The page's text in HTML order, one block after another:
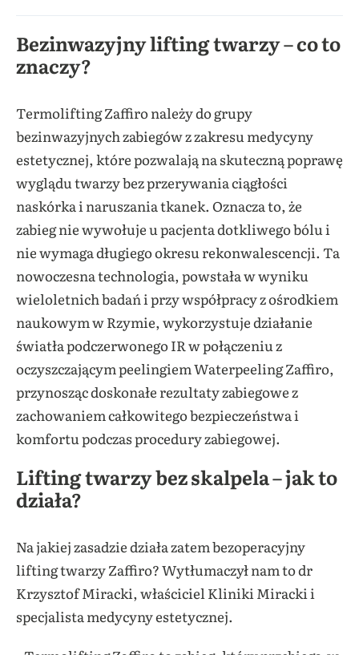
Bezinwazyjny lifting twarzy – co to
znaczy?
Termolifting Zaffiro należy do grupy
bezinwazyjnych zabiegów z zakresu medycyny
estetycznej, które pozwalają na skuteczną poprawę
wyglądu twarzy bez przerywania ciągłości
naskórka i naruszania tkanek. Oznacza to, że
zabieg nie wywołuje u pacjenta dotkliwego bólu i
nie wymaga długiego okresu rekonwalescencji. Ta
nowoczesna technologia, powstała w wyniku
wieloletnich badań i przy współpracy z ośrodkiem
naukowym w Rzymie, wykorzystuje działanie
światła podczerwonego IR w połączeniu z
oczyszczającym peelingiem Waterpeeling Zaffiro,
przynosząc doskonałe rezultaty zabiegowe z
zachowaniem całkowitego bezpieczeństwa i
komfortu podczas procedury zabiegowej.
Lifting twarzy bez skalpela – jak to
działa?
Na jakiej zasadzie działa zatem bezoperacyjny
lifting twarzy Zaffiro? Wytłumaczył nam to dr
Krzysztof Miracki, właściciel Kliniki Miracki i
specjalista medycyny estetycznej.